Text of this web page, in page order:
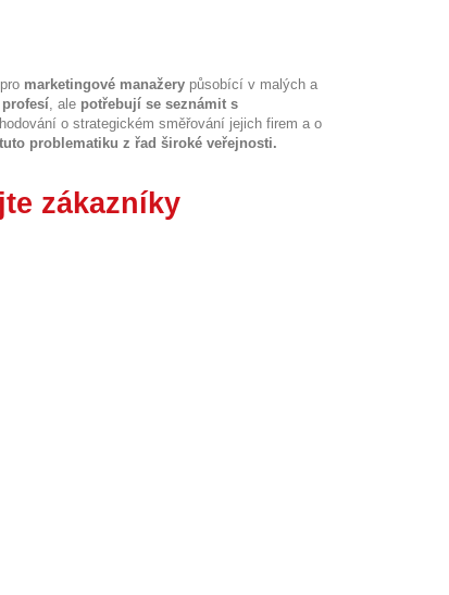
marketingové manažery působící v malých a
, ale potřebují se seznámit s
o strategickém směřování jejich firem a o
problematiku z řad široké veřejnosti.
zákazníky